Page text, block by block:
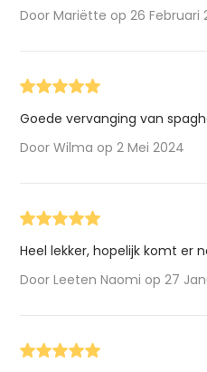
Door Mariëtte op 26 Februari
Goede vervanging van
Door Wilma op 2 Mei 2024
Heel lekker, hopelijk komt er
Door Leeten Naomi op 27